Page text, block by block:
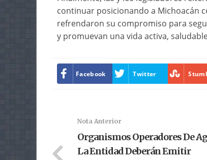
continuar posicionando a Michoacán
refrendaron su compromiso para
y promuevan una vida activa,
Facebook Twitter
Nota Anterior
Organismos Operadores De
La Entidad Deberán Emitir